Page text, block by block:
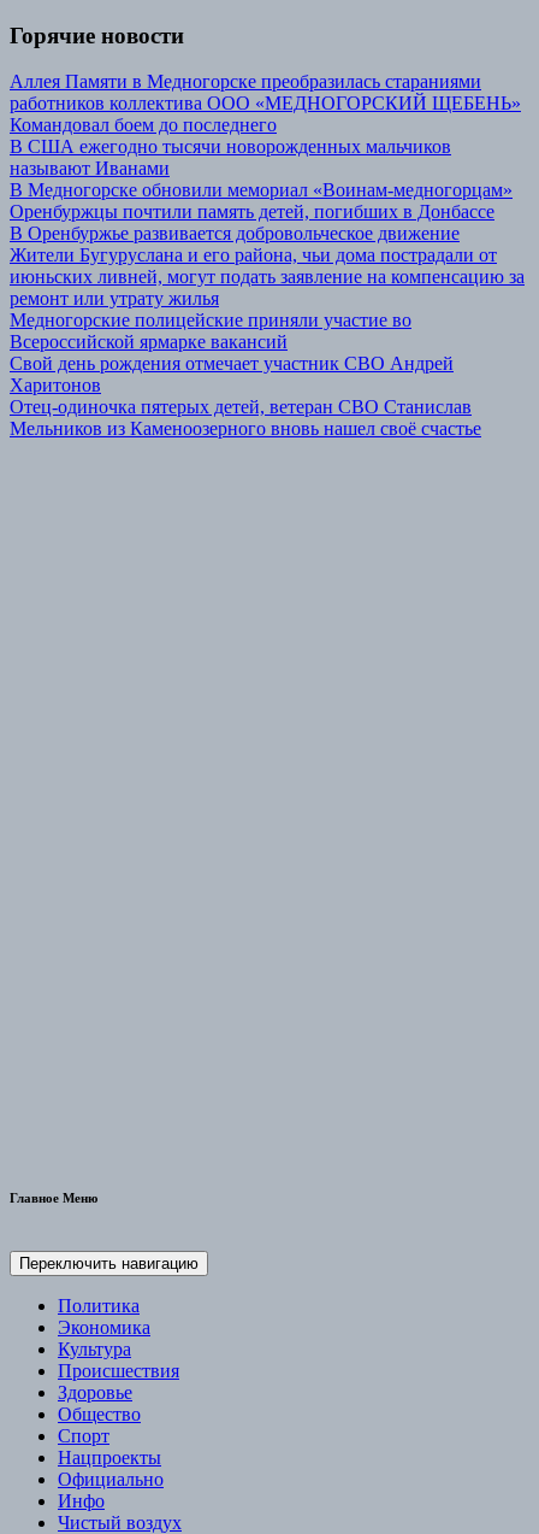
Горячие новости
Аллея Памяти в Медногорске преобразилась стараниями
работников коллектива ООО «МЕДНОГОРСКИЙ ЩЕБЕНЬ»
Командовал боем до последнего
В США ежегодно тысячи новорожденных мальчиков
называют Иванами
В Медногорске обновили мемориал «Воинам-медногорцам»
Оренбуржцы почтили память детей, погибших в Донбассе
В Оренбуржье развивается добровольческое движение
Жители Бугуруслана и его района, чьи дома пострадали от
июньских ливней, могут подать заявление на компенсацию за
ремонт или утрату жилья
Медногорские полицейские приняли участие во
Всероссийской ярмарке вакансий
Свой день рождения отмечает участник СВО Андрей
Харитонов
Отец-одиночка пятерых детей, ветеран СВО Станислав
Мельников из Каменоозерного вновь нашел своё счастье
Главное Меню
Переключить навигацию
Политика
Экономика
Культура
Происшествия
Здоровье
Общество
Спорт
Нацпроекты
Официально
Инфо
Чистый воздух